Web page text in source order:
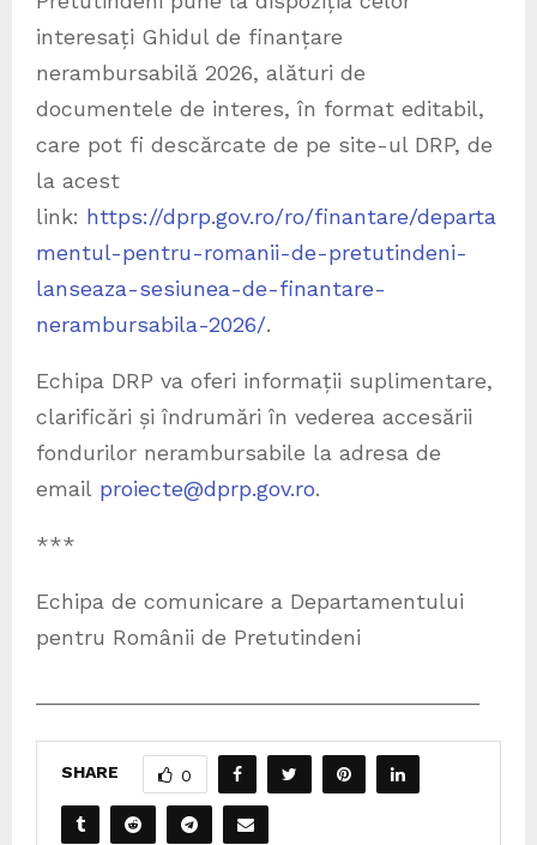
interesați Ghidul de finanțare
nerambursabilă 2026, alături de
documentele de interes, în format editabil,
care pot fi descărcate de pe site-ul DRP, de
la acest
link: https://dprp.gov.ro/ro/finantare/departa
mentul-pentru-romanii-de-pretutindeni-
lanseaza-sesiunea-de-finantare-
nerambursabila-2026/.
Echipa DRP va oferi informații suplimentare,
clarificări și îndrumări în vederea accesării
fondurilor nerambursabile la adresa de
email proiecte@dprp.gov.ro.
***
Echipa de comunicare a Departamentului
pentru Românii de Pretutindeni
SHARE 0